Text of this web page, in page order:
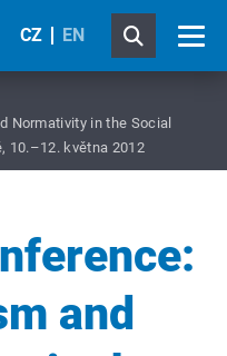
CZ EN
Normativity in the Social
10.–12. května 2012
and